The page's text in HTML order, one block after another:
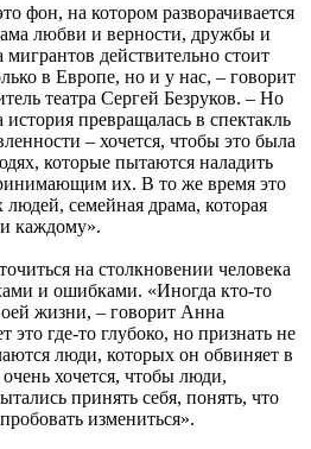
фон, на котором разворачивается
любви и верности, дружбы и
действительно стоит
в Европе, но и у нас, – говорит
театра Сергей Безруков. – Но
превращалась в спектакль
– хочется, чтобы это была
которые пытаются наладить
их. В то же время это
семейная драма, которая
каждому».
на столкновении человека
и ошибками. «Иногда кто-то
жизни, – говорит Анна
где-то глубоко, но признать не
люди, которых он обвиняет в
хочется, чтобы люди,
принять себя, понять, что
измениться».